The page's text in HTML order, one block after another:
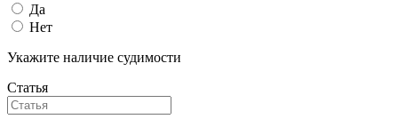
Да
Нет
Укажите наличие судимости
Статья